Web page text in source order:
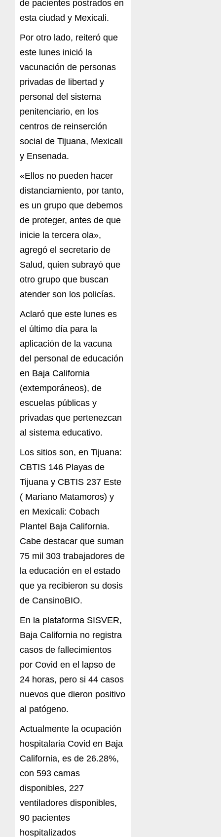
de pacientes postrados en
esta ciudad y Mexicali.
Por otro lado, reiteró que
este lunes inició la
vacunación de personas
privadas de libertad y
personal del sistema
penitenciario, en los
centros de reinserción
social de Tijuana, Mexicali
y Ensenada.
«Ellos no pueden hacer
distanciamiento, por tanto,
es un grupo que debemos
de proteger, antes de que
inicie la tercera ola»,
agregó el secretario de
Salud, quien subrayó que
otro grupo que buscan
atender son los policías.
Aclaró que este lunes es
el último día para la
aplicación de la vacuna
del personal de educación
en Baja California
(extemporáneos), de
escuelas públicas y
privadas que pertenezcan
al sistema educativo.
Los sitios son, en Tijuana:
CBTIS 146 Playas de
Tijuana y CBTIS 237 Este
( Mariano Matamoros) y
en Mexicali: Cobach
Plantel Baja California.
Cabe destacar que suman
75 mil 303 trabajadores de
la educación en el estado
que ya recibieron su dosis
de CansinoBIO.
En la plataforma SISVER,
Baja California no registra
casos de fallecimientos
por Covid en el lapso de
24 horas, pero si 44 casos
nuevos que dieron positivo
al patógeno.
Actualmente la ocupación
hospitalaria Covid en Baja
California, es de 26.28%,
con 593 camas
disponibles, 227
ventiladores disponibles,
90 pacientes
hospitalizados